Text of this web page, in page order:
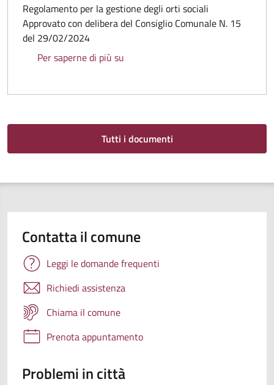
Regolamento per la gestione degli orti sociali
Approvato con delibera del Consiglio Comunale N. 15
del 29/02/2024
Per saperne di più su
Tutti i documenti
Contatta il comune
Leggi le domande frequenti
Richiedi assistenza
Chiama il comune
Prenota appuntamento
Problemi in città